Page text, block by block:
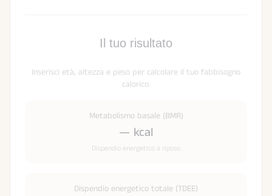
Il tuo risultato
Inserisci età, altezza e peso per calcolare il tuo fabbisogno
calorico.
Metabolismo basale (BMR)
— kcal
Dispendio energetico a riposo
Dispendio energetico totale (TDEE)